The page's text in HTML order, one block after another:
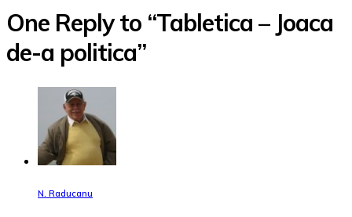
One Reply to “Tabletica – Joaca
de-a politica”
N. Raducanu